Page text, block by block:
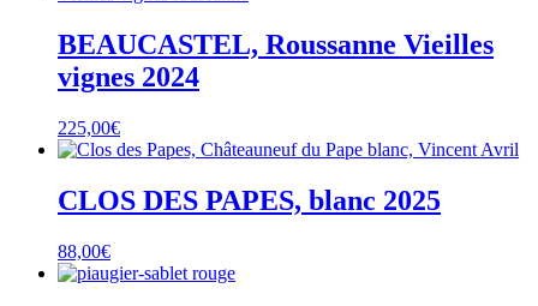
BEAUCASTEL, Roussanne Vieilles
vignes 2024
225,00€
CLOS DES PAPES, blanc 2025
88,00€